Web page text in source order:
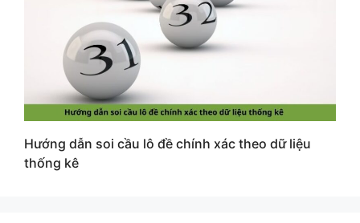
Hướng dẫn soi cầu lô đề chính xác theo dữ liệu
thống kê